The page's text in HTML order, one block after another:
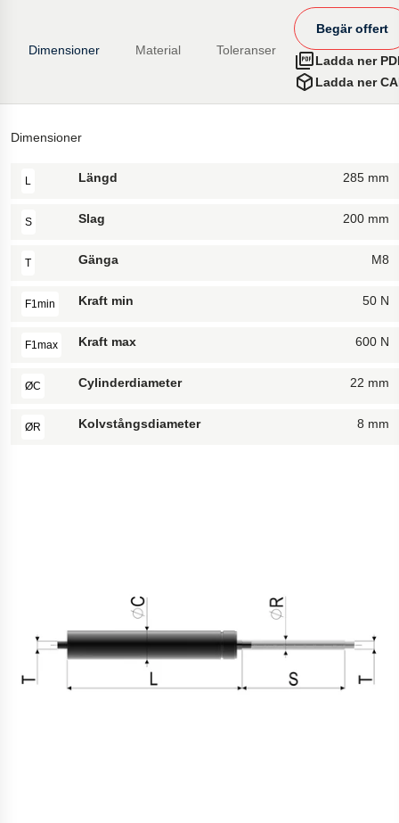
Dimensioner Material Toleranser
Ladda ner
Ladda ner
Begär offert
Dimensioner
L Längd 285 mm
S Slag 200 mm
T Gänga M8
F1min Kraft min 50 N
F1max Kraft max 600 N
ØC Cylinderdiameter 22 mm
ØR Kolvstångsdiameter 8 mm